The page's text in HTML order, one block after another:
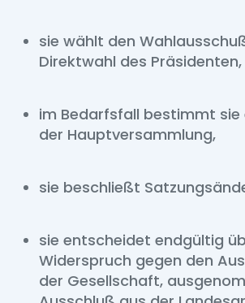
sie wählt den
Direktwahl des Präsidenten,
im Bedarfsfall bestimmt sie
der Hauptversammlung,
sie beschließt
sie entscheidet endgültig
Widerspruch gegen den
der Gesellschaft,